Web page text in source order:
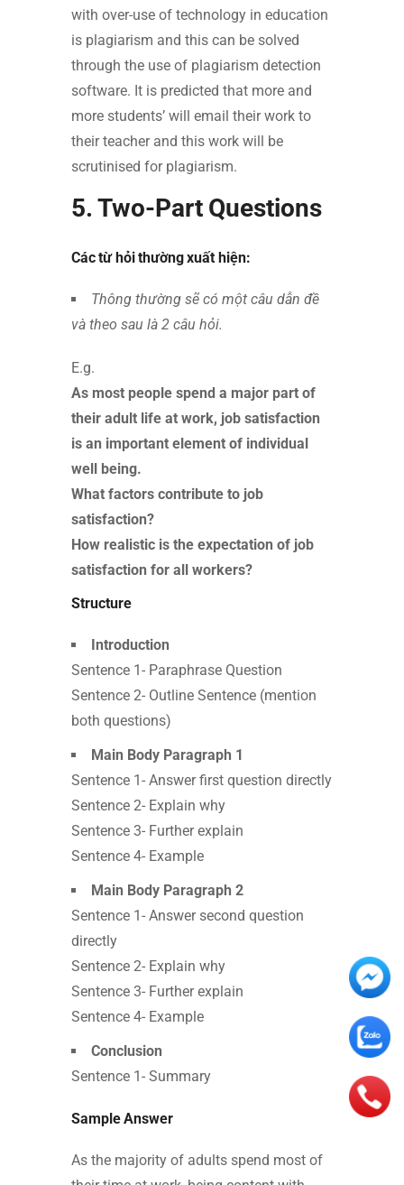
with over-use of technology in education
is plagiarism and this can be solved
through the use of plagiarism detection
software. It is predicted that more and
more students’ will email their work to
their teacher and this work will be
scrutinised for plagiarism.
5. Two-Part Questions
Các từ hỏi thường xuất hiện:
Thông thường sẽ có một câu dẫn đề
và theo sau là 2 câu hỏi.
E.g.
As most people spend a major part of
their adult life at work, job satisfaction
is an important element of individual
well being.
What factors contribute to job
satisfaction?
How realistic is the expectation of job
satisfaction for all workers?
Structure
Introduction
Sentence 1- Paraphrase Question
Sentence 2- Outline Sentence (mention
both questions)
Main Body Paragraph 1
Sentence 1- Answer first question directly
Sentence 2- Explain why
Sentence 3- Further explain
Sentence 4- Example
Main Body Paragraph 2
Sentence 1- Answer second question
directly
Sentence 2- Explain why
Sentence 3- Further explain
Sentence 4- Example
Conclusion
Sentence 1- Summary
Sample Answer
As the majority of adults spend most of